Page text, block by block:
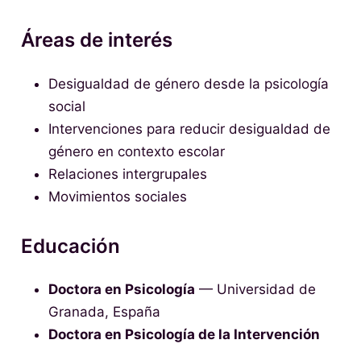
Áreas de interés
Desigualdad de género desde la psicología
social
Intervenciones para reducir desigualdad de
género en contexto escolar
Relaciones intergrupales
Movimientos sociales
Educación
Doctora en Psicología — Universidad de
Granada, España
Doctora en Psicología de la Intervención